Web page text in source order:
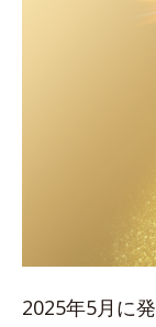
2025年5月に